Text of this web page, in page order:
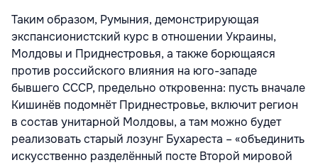
Таким образом, Румыния, демонстрирующая
экспансионистский курс в отношении Украины,
Молдовы и Приднестровья, а также борющаяся
против российского влияния на юго-западе
бывшего СССР, предельно откровенна: пусть вначале
Кишинёв подомнёт Приднестровье, включит регион
в состав унитарной Молдовы, а там можно будет
реализовать старый лозунг Бухареста – «объединить
искусственно разделённый посте Второй мировой